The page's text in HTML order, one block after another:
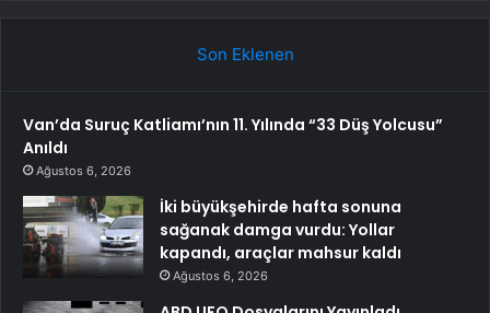
Son Eklenen
Van’da Suruç Katliamı’nın 11. Yılında “33 Düş Yolcusu”
Anıldı
Ağustos 6, 2026
İki büyükşehirde hafta sonuna
sağanak damga vurdu: Yollar
kapandı, araçlar mahsur kaldı
Ağustos 6, 2026